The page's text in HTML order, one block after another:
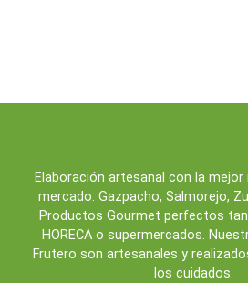
Elaboración artesanal con la mejor
mercado. Gazpacho, Salmorejo,
Productos Gourmet perfectos
HORECA o supermercados.
Frutero son artesanales y
los cuidados.